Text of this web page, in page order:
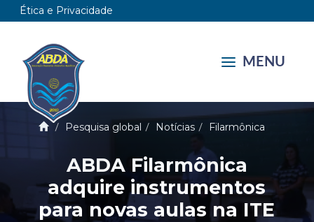
Ética e Privacidade
MENU
Pesquisa global Notícias Filarmônica
ABDA Filarmônica
adquire instrumentos
para novas aulas na ITE